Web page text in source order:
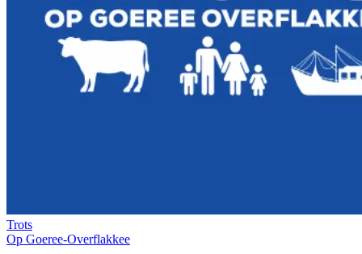
Trots
Op Goeree-Overflakkee